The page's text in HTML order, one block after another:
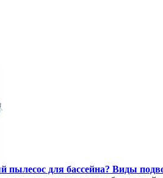
пылесос для бассейна? Виды